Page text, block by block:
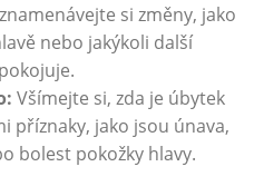
si změny, jako
nebo jakýkoli další
Všímejte si, zda je úbytek
příznaky, jako jsou únava,
bolest pokožky hlavy.